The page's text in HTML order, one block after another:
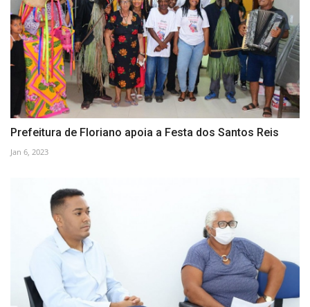
Prefeitura de Floriano apoia a Festa dos Santos Reis
Jan 6, 2023